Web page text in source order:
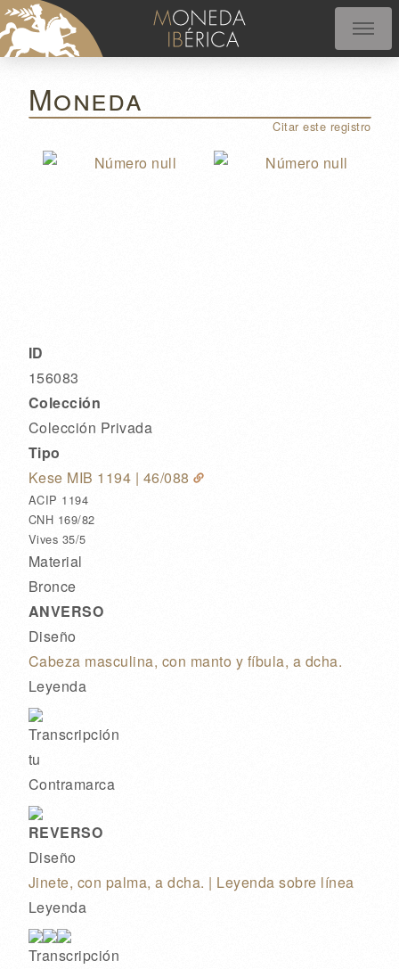
Moneda
Citar este registro
ID
156083
Colección
Colección Privada
Tipo
Kese MIB 1194 | 46/088
ACIP 1194
CNH 169/82
Vives 35/5
Material
Bronce
ANVERSO
Diseño
Cabeza masculina, con manto y fíbula, a dcha.
Leyenda
Transcripción
tu
Contramarca
REVERSO
Diseño
Jinete, con palma, a dcha. | Leyenda sobre línea
Leyenda
Transcripción